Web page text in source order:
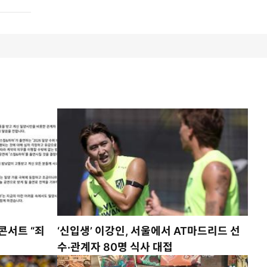
서트 “죄
‘신입생’ 이강인, 서울에서 AT마드리드 선
수·관계자 80명 식사 대접